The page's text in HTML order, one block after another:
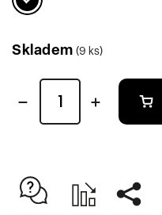
Skladem (9 ks)